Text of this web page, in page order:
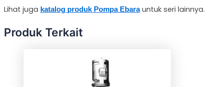
Lihat juga katalog produk Pompa Ebarauntuk seri lainnya.
Produk Terkait